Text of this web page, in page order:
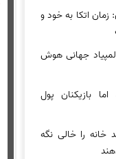
اتکا به خود و
جهانی هوش
اما بازیکنان پول
خانه را خالی نگه